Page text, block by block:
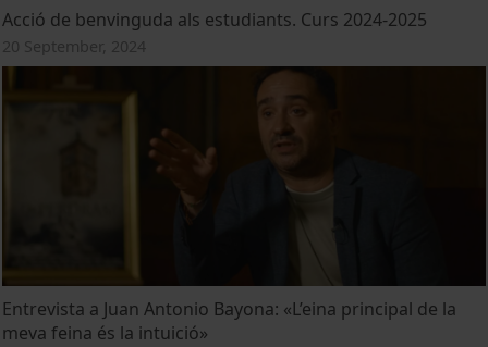
Acció de benvinguda als estudiants. Curs 2024-2025
20 September, 2024
Entrevista a Juan Antonio Bayona: «L’eina principal de la
meva feina és la intuició»